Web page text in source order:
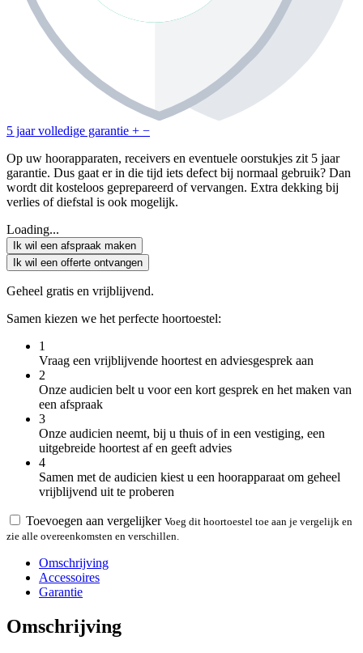
5 jaar volledige garantie + −
Op uw hoorapparaten, receivers en eventuele oorstukjes zit 5 jaar
garantie. Dus gaat er in die tijd iets defect bij normaal gebruik? Dan
wordt dit kosteloos geprepareerd of vervangen. Extra dekking bij
verlies of diefstal is ook mogelijk.
Loading...
Ik wil een afspraak maken
Ik wil een offerte ontvangen
Geheel gratis en vrijblijvend.
Samen kiezen we het perfecte hoortoestel:
1
Vraag een vrijblijvende hoortest en adviesgesprek aan
2
Onze audicien belt u voor een kort gesprek en het maken van
een afspraak
3
Onze audicien neemt, bij u thuis of in een vestiging, een
uitgebreide hoortest af en geeft advies
4
Samen met de audicien kiest u een hoorapparaat om geheel
vrijblijvend uit te proberen
Toevoegen aan vergelijker Voeg dit hoortoestel toe aan je vergelijk en
zie alle overeenkomsten en verschillen.
Omschrijving
Accessoires
Garantie
Omschrijving